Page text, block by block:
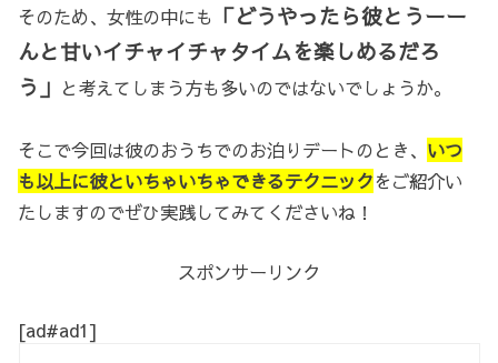
そのため、女性の中にも 「どうやったら彼とうーー
んと甘いイチャイチャタイムを楽しめるだろ
う」 と考えてしまう方も多いのではないでしょうか。
そこで今回は彼のおうちでのお泊りデートのとき、 いつ
も以上に彼といちゃいちゃできるテクニックをご紹介い
たしますのでぜひ実践してみてくださいね！
スポンサーリンク
[ad#ad1]